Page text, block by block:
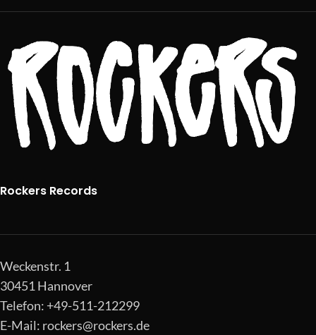
Rockers Records
Weckenstr. 1
30451 Hannover
Telefon: +49-511-212299
E-Mail: rockers@rockers.de